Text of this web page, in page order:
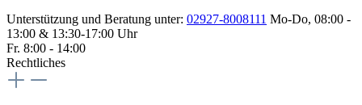
Unterstützung und Beratung unter: 02927-8008111 Mo-Do, 08:00 -
13:00 & 13:30-17:00 Uhr
Fr. 8:00 - 14:00
Rechtliches